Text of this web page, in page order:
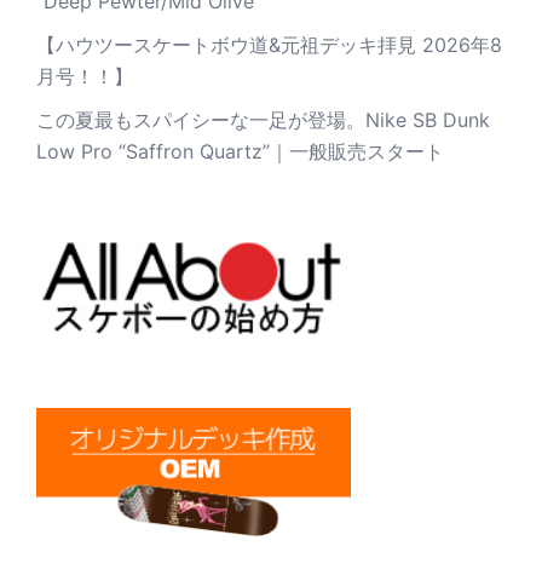
【ハウツースケートボウ道&元祖デッキ拝見 2026年8
月号！！】
この夏最もスパイシーな一足が登場。Nike SB Dunk
Low Pro “Saffron Quartz”｜一般販売スタート